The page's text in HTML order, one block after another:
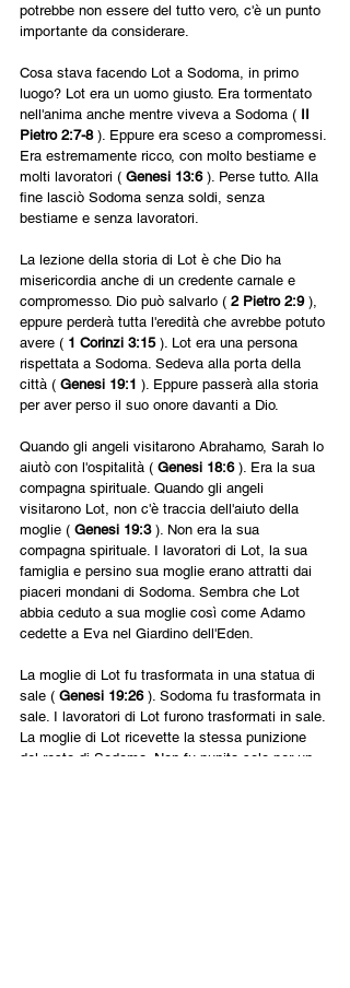
potrebbe non essere del tutto vero, c'è un punto
importante da considerare.
Cosa stava facendo Lot a Sodoma, in primo
luogo? Lot era un uomo giusto. Era tormentato
nell'anima anche mentre viveva a Sodoma ( II
Pietro 2:7-8 ). Eppure era sceso a compromessi.
Era estremamente ricco, con molto bestiame e
molti lavoratori ( Genesi 13:6 ). Perse tutto. Alla
fine lasciò Sodoma senza soldi, senza
bestiame e senza lavoratori.
La lezione della storia di Lot è che Dio ha
misericordia anche di un credente carnale e
compromesso. Dio può salvarlo ( 2 Pietro 2:9 ),
eppure perderà tutta l'eredità che avrebbe potuto
avere ( 1 Corinzi 3:15 ). Lot era una persona
rispettata a Sodoma. Sedeva alla porta della
città ( Genesi 19:1 ). Eppure passerà alla storia
per aver perso il suo onore davanti a Dio.
Quando gli angeli visitarono Abrahamo, Sarah lo
aiutò con l'ospitalità ( Genesi 18:6 ). Era la sua
compagna spirituale. Quando gli angeli
visitarono Lot, non c'è traccia dell'aiuto della
moglie ( Genesi 19:3 ). Non era la sua
compagna spirituale. I lavoratori di Lot, la sua
famiglia e persino sua moglie erano attratti dai
piaceri mondani di Sodoma. Sembra che Lot
abbia ceduto a sua moglie così come Adamo
cedette a Eva nel Giardino dell'Eden.
La moglie di Lot fu trasformata in una statua di
sale ( Genesi 19:26 ). Sodoma fu trasformata in
sale. I lavoratori di Lot furono trasformati in sale.
La moglie di Lot ricevette la stessa punizione
del resto di Sodoma. Non fu punita solo per un